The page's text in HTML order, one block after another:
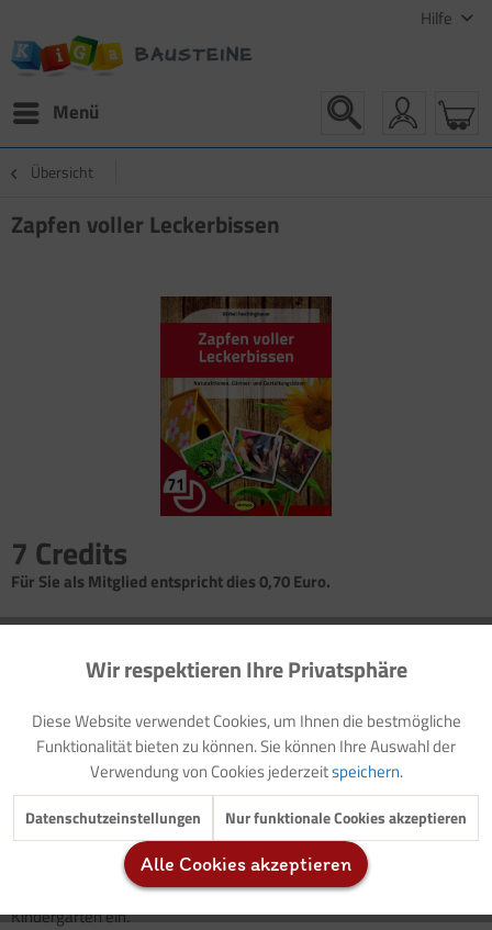
Hilfe
Menü
Übersicht
Zapfen voller Leckerbissen
7 Credits
Für Sie als Mitglied entspricht dies 0,70 Euro.
Einleitung: Wintergeheimnisse
Aktion: Zapfen voller Leckerbissen
KeinVogelhauszur Hand? Dafür gibt es aber vielleicht ein paar
große Zapfen, am besten die vonKiefernbäumen.
Setzen Sie dieses praktische Online-Angebot direkt in Ihrem
Kindergarten ein.
Funktionale Aktiv
Marketing Inaktiv
Tracking Inaktiv
Inaktiv
Wir respektieren Ihre Privatsphäre
Diese Website verwendet Cookies, um Ihnen die bestmögliche
Funktionalität bieten zu können. Sie können Ihre Auswahl der
Verwendung von Cookies jederzeitspeichern.
Datenschutzeinstellungen Nur funktionale Cookies akzeptieren
Alle Cookies akzeptieren